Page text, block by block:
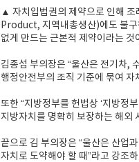
▲ 자치입법권의 제약으로 인해
Product, 지역내총생산)에도 불
없게 만드는 근본적 제약이라는 것
김종섭 부의장은 “울산은 전기차
행정안전부의 조직 기준에 묶여 자
또한 “지방정부를 헌법상 ‘지방정
지방자치를 명확히 보장하는 해외
끝으로 김 부의장은 “울산은 산업
자치로 도약해야 할 때”라고 강조